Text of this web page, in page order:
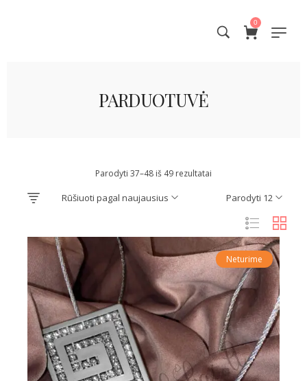
0
PARDUOTUVĖ
Parodyti 37–48 iš 49 rezultatai
Parodyti 12
Rūšiuoti pagal naujausius
Neturime